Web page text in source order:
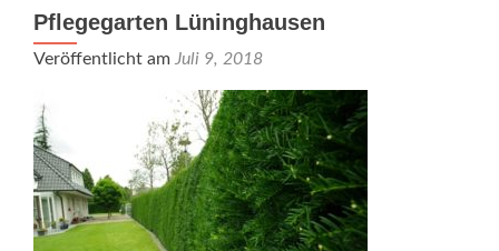
Pflegegarten Lüninghausen
Veröffentlicht am Juli 9, 2018